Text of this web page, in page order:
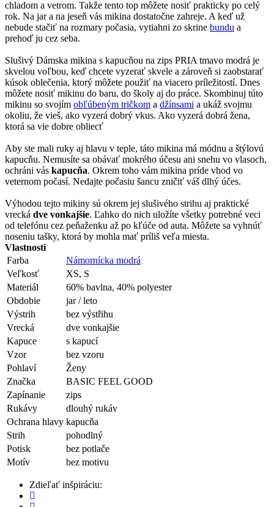
chladom a vetrom. Takže tento top môžete nosiť prakticky po celý
rok. Na jar a na jeseň vás mikina dostatočne zahreje. A keď už
nebude stačiť na rozmary počasia, vytiahni zo skrine bundu a
prehoď ju cez seba.
Slušivý Dámska mikina s kapucňou na zips PRIA tmavo modrá je
skvelou voľbou, keď chcete vyzerať skvele a zároveň si zaobstarať
kúsok oblečenia, ktorý môžete použiť na viacero príležitostí. Dnes
môžete nosiť mikinu do baru, do školy aj do práce. Skombinuj túto
mikinu so svojím obľúbeným tričkom a džínsami a ukáž svojmu
okoliu, že vieš, ako vyzerá dobrý vkus. Ako vyzerá dobrá žena,
ktorá sa vie dobre obliecť
Aby ste mali ruky aj hlavu v teple, táto mikina má módnu a štýlovú
kapucňu. Nemusíte sa obávať mokrého účesu ani snehu vo vlasoch,
ochráni vás kapucňa. Okrem toho vám mikina príde vhod vo
veternom počasí. Nedajte počasiu šancu zničiť váš dlhý účes.
Výhodou tejto mikiny sú okrem jej slušivého strihu aj praktické
vrecká dve vonkajšie. Ľahko do nich uložíte všetky potrebné veci
od telefónu cez peňaženku až po kľúče od auta. Môžete sa vyhnúť
noseniu tašky, ktorá by mohla mať príliš veľa miesta.
Vlastnosti
Farba
Námornícka modrá
Veľkosť
XS, S
Materiál
60% bavlna, 40% polyester
Obdobie
jar / leto
Výstrih
bez výstřihu
Vrecká
dve vonkajšie
Kapuce
s kapucí
Vzor
bez vzoru
Pohlaví
Ženy
Značka
BASIC FEEL GOOD
Zapínanie
zips
Rukávy
dlouhý rukáv
Ochrana hlavy kapucňa
Strih
pohodlný
Potisk
bez potlače
Motív
bez motivu
Zdieľať inšpiráciu: